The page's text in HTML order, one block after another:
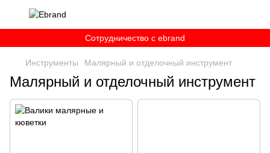
Сотрудничество c ebrand
Инструменты Малярный и отделочный инструмент
Малярный и отделочный инструмент